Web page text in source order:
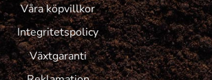
Våra köpvillkor
Integritetspolicy
Växtgaranti